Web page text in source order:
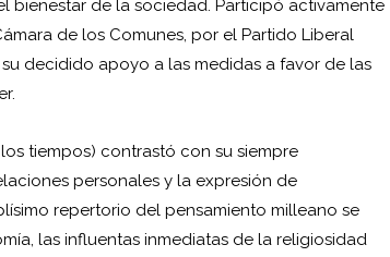
bienestar de la sociedad. Participó activamente
de los Comunes, por el Partido Liberal
decidido apoyo a las medidas a favor de las
tiempos) contrastó con su siempre
personales y la expresión de
repertorio del pensamiento milleano se
las influentas inmediatas de la religiosidad